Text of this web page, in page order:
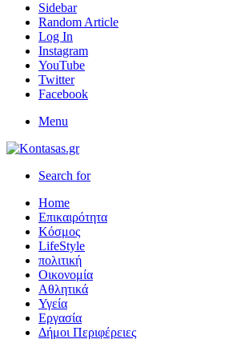
Sidebar
Random Article
Log In
Instagram
YouTube
Twitter
Facebook
Menu
Search for
Home
Επικαιρότητα
Κόσμος
LifeStyle
πολιτική
Οικονομία
Αθλητικά
Υγεία
Εργασία
Δήμοι Περιφέρειες